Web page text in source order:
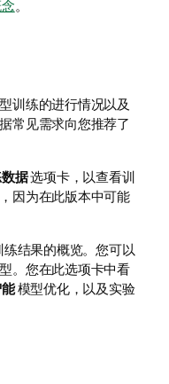
。
训练的进行情况以及
常见需求向您推荐了
据选项卡，以查看训
因为在此版本中可能
结果的概览。您可以
。您在此选项卡中看
模型优化，以及实验